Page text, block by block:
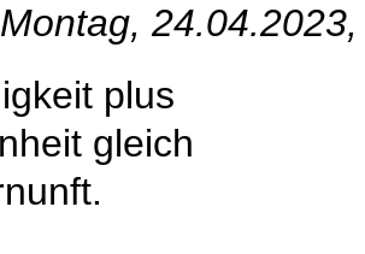
Montag,
plus
gleich